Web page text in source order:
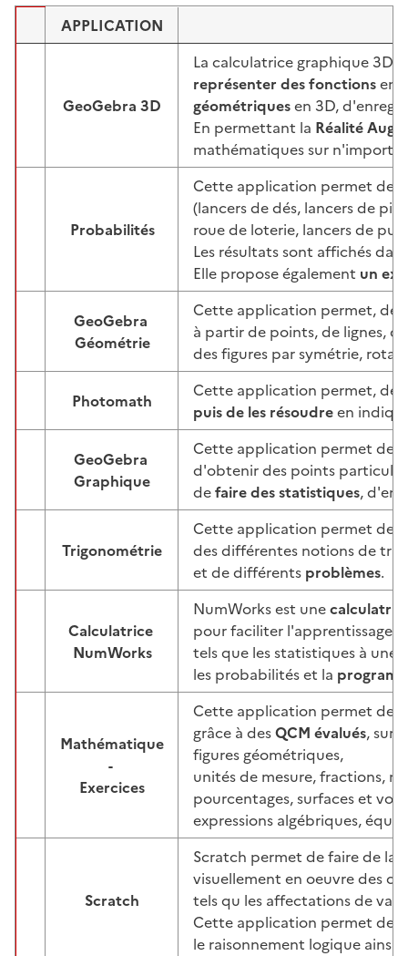
ImageAPPLICATION
ImageGeoGebra 3D
La calculatrice graphique 3D
représenter des fonctionsen
géométriquesen 3D,
En permettant la Réalité
mathématiques sur n'importe
Probabilités
Cette application permet de
(lancers de dés, lancers de
roue de loterie, lancers de
Les résultats sont affichés
Elle propose également un
GeoGebra
Géométrie
Cette application permet, de
à partir de points, de lignes,
des figures par symétrie,
Photomath Cette application permet, de
puis de les résoudreen
GeoGebra
Graphique
Cette application permet de
d'obtenir des points
defaire des statistiques,
ImageTrigonométrie
Cette application permet de
des différentes notions de
et de différents problèmes.
Calculatrice
NumWorks
NumWorks est une
pour faciliter l'apprentissage
tels que les statistiques à une
les probabilités et la
Mathématique
-
Exercices
Cette application permet de
grâce à desQCM évalués, sur
figures géométriques,
unités de mesure, fractions,
pourcentages, surfaces et
expressions algébriques,
Scratch
Scratch permet de faire de la
visuellement en oeuvre des
tels qu les affectations de
Cette application permet de
le raisonnement logique ainsi